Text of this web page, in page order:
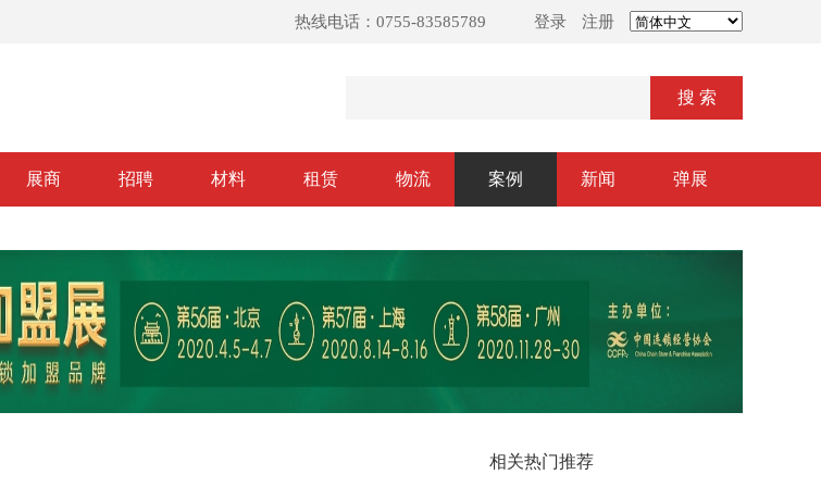
热线电话：0755-83585789 登录 注册
搜 索
展商 招聘 材料 租赁 物流 案例 新闻 弹展
相关热门推荐